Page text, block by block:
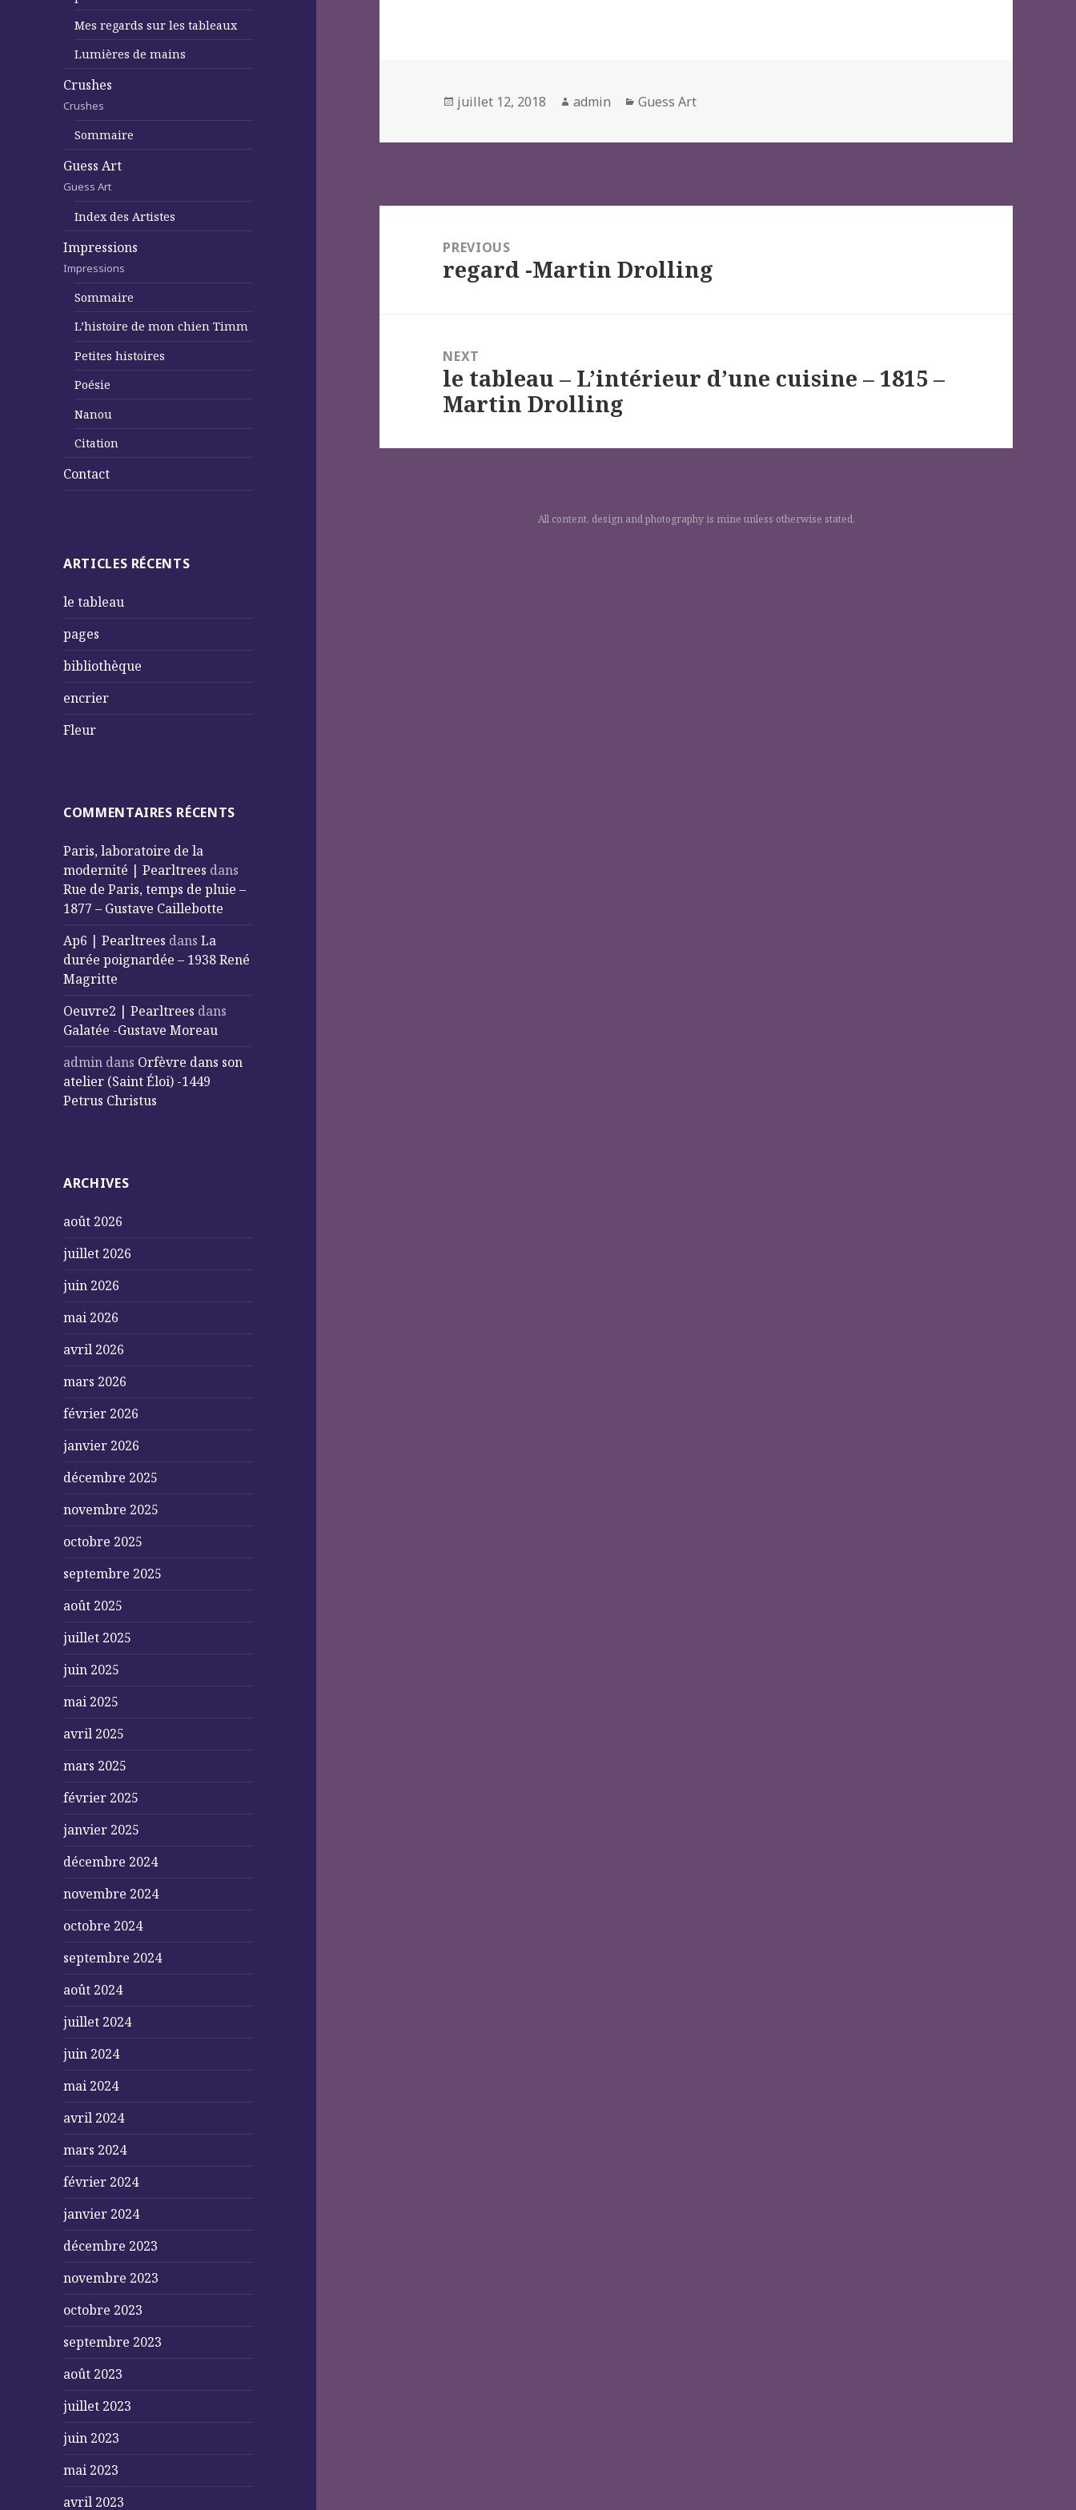
Mes regards sur les tableaux
Lumières de mains
Crushes
Crushes
Sommaire
Guess Art
Guess Art
Index des Artistes
Impressions
Impressions
Sommaire
L’histoire de mon chien Timm
Petites histoires
Poésie
Nanou
Citation
Contact
ARTICLES RÉCENTS
le tableau
pages
bibliothèque
encrier
Fleur
COMMENTAIRES RÉCENTS
Paris, laboratoire de la
modernité | Pearltrees dans
Rue de Paris, temps de pluie –
1877 – Gustave Caillebotte
Ap6 | Pearltrees dansLa
durée poignardée – 1938 René
Magritte
Oeuvre2 | Pearltrees dans
Galatée -Gustave Moreau
admin dans Orfèvre dans son
atelier (Saint Éloi) -1449
Petrus Christus
ARCHIVES
août 2026
juillet 2026
juin 2026
mai 2026
avril 2026
mars 2026
février 2026
janvier 2026
décembre 2025
novembre 2025
octobre 2025
septembre 2025
août 2025
juillet 2025
juin 2025
mai 2025
avril 2025
mars 2025
février 2025
janvier 2025
décembre 2024
novembre 2024
octobre 2024
septembre 2024
août 2024
juillet 2024
juin 2024
mai 2024
avril 2024
mars 2024
février 2024
janvier 2024
décembre 2023
novembre 2023
octobre 2023
septembre 2023
août 2023
juillet 2023
juin 2023
mai 2023
avril 2023
Posted
juillet 12, 2018 Author
admin Categories
Guess Art
l’article
PREVIOUS
Previous
regard -Martin Drolling
NEXT
Next
post:
le tableau – L’intérieur d’une cuisine – 1815 –
Martin Drolling
All content, design and photography is mine unless otherwise stated.